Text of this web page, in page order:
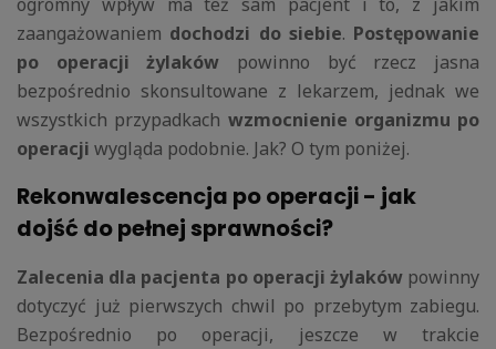
zaangażowaniem dochodzi do siebie. Postępowanie
po operacji żylaków powinno być rzecz jasna
bezpośrednio skonsultowane z lekarzem, jednak we
wszystkich przypadkach wzmocnienie organizmu po
operacji wygląda podobnie. Jak? O tym poniżej.
Rekonwalescencja po operacji - jak
dojść do pełnej sprawności?
Zalecenia dla pacjenta po operacji żylaków powinny
dotyczyć już pierwszych chwil po przebytym zabiegu.
Bezpośrednio po operacji, jeszcze w trakcie